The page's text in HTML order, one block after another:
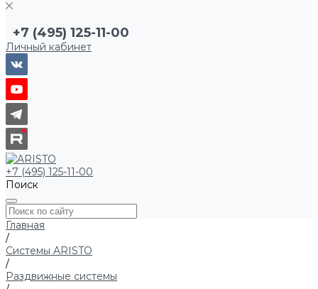
+7 (495) 125-11-00
Личный кабинет
+7 (495) 125-11-00
Поиск
Главная
/
Системы ARISTO
/
Раздвижные системы